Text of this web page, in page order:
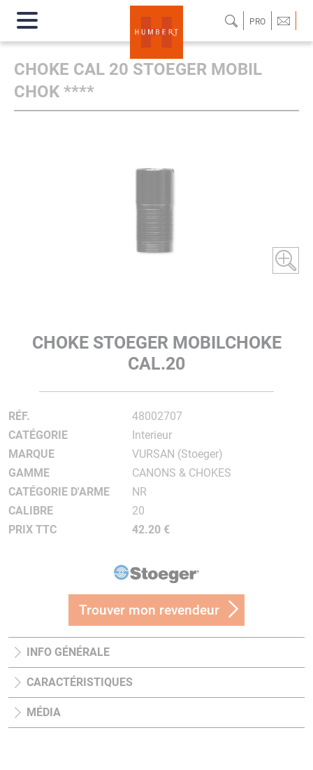
PRO
CHOKE CAL 20 STOEGER MOBIL
CHOK ****
CHOKE STOEGER MOBILCHOKE
CAL.20
RÉF.
48002707
CATÉGORIE
Interieur
MARQUE
VURSAN (Stoeger)
GAMME
CANONS & CHOKES
CATÉGORIE D'ARME
NR
CALIBRE
20
PRIX TTC
42.20 €
Trouver mon revendeur
INFO GÉNÉRALE
CARACTÉRISTIQUES
MÉDIA